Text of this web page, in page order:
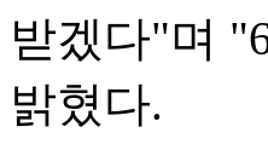
받겠다"며
밝혔다.